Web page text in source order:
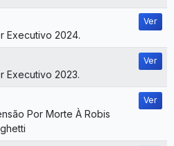
Executivo 2024.
Ver
Executivo 2023.
Ver
Por Morte À Robis
Ver